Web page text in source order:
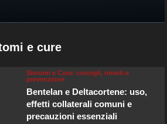
e cure
Sintomi e Cure: consigli, rimedi e
prevenzione
Bentelan e Deltacortene: uso,
effetti collaterali comuni e
precauzioni essenziali